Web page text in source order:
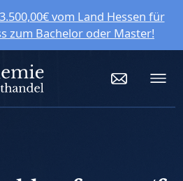
vom Land Hessen für
zum Bachelor oder Master!